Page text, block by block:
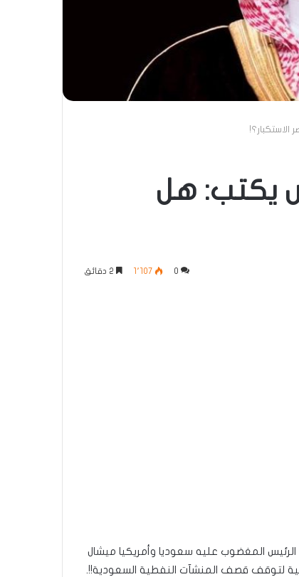
يكتب: هل
0 1٬107
الرئيس المغضوب عليه سعوديا وأمريكيا ميشال
لتوقف قصف المنشآت النفطية السعودية!!.